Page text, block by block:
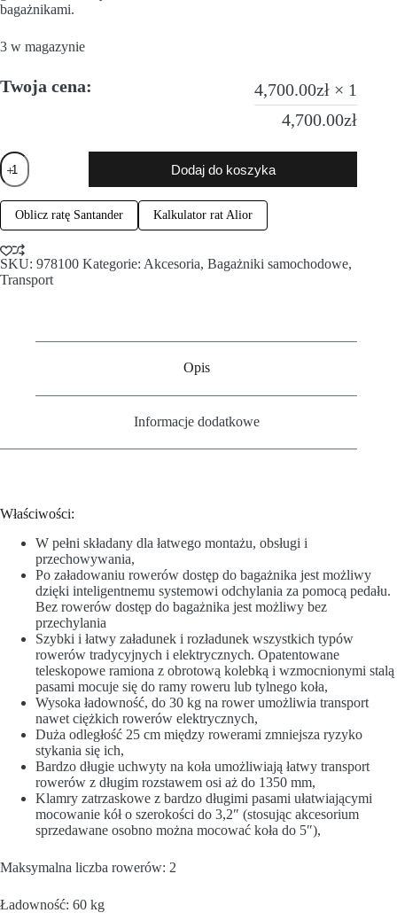
bagażnikami.
3 w magazynie
Twoja cena: 4,700.00zł × 1
4,700.00zł
Dodaj do koszyka
Oblicz ratę Santander Kalkulator rat Alior
SKU: 978100 Kategorie: Akcesoria, Bagażniki samochodowe,
Transport
Opis
Informacje dodatkowe
Właściwości:
W pełni składany dla łatwego montażu, obsługi i
przechowywania,
Po załadowaniu rowerów dostęp do bagażnika jest możliwy
dzięki inteligentnemu systemowi odchylania za pomocą pedału.
Bez rowerów dostęp do bagażnika jest możliwy bez
przechylania
Szybki i łatwy załadunek i rozładunek wszystkich typów
rowerów tradycyjnych i elektrycznych. Opatentowane
teleskopowe ramiona z obrotową kolebką i wzmocnionymi stalą
pasami mocuje się do ramy roweru lub tylnego koła,
Wysoka ładowność, do 30 kg na rower umożliwia transport
nawet ciężkich rowerów elektrycznych,
Duża odległość 25 cm między rowerami zmniejsza ryzyko
stykania się ich,
Bardzo długie uchwyty na koła umożliwiają łatwy transport
rowerów z długim rozstawem osi aż do 1350 mm,
Klamry zatrzaskowe z bardzo długimi pasami ułatwiającymi
mocowanie kół o szerokości do 3,2″ (stosując akcesorium
sprzedawane osobno można mocować koła do 5″),
Maksymalna liczba rowerów: 2
Ładowność: 60 kg